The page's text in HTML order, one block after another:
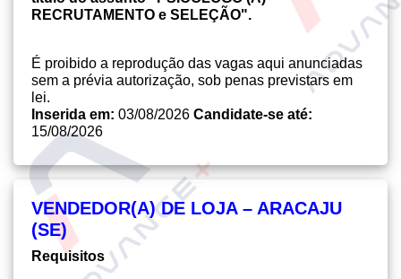
RECRUTAMENTO e SELEÇÃO".
É proibido a reprodução das vagas aqui anunciadas
sem a prévia autorização, sob penas previstars em
lei.
Inserida em: 03/08/2026 Candidate-se até:
15/08/2026
VENDEDOR(A) DE LOJA – ARACAJU
(SE)
Requisitos